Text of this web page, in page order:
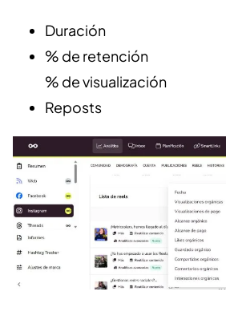
Duración
% de retención
% de visualización
Reposts